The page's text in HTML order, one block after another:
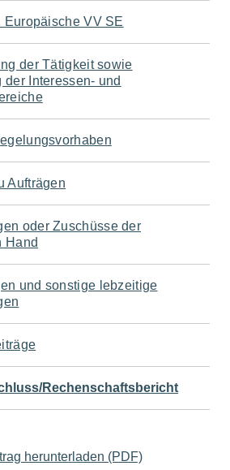
Europäische VV SE
der Tätigkeit sowie
der Interessen- und
Aufträgen
oder Zuschüsse der
Hand
und sonstige lebzeitige
Rechenschaftsbericht
herunterladen (PDF)